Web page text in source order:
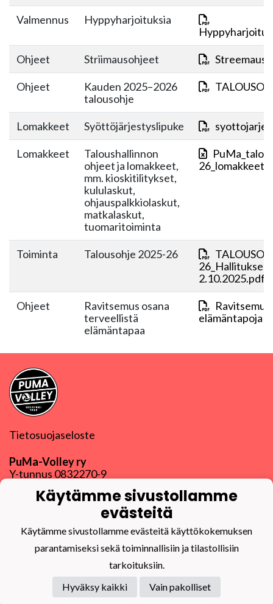
Valmennus
Hyppyharjoituksia
Ohjeet Striimausohjeet
Ohjeet
Kauden 2025–2026
talousohje
Lomakkeet Syöttöjärjestyslipuke
Lomakkeet
Taloushallinnon
ohjeet ja lomakkeet,
mm. kioskitilitykset,
kululaskut,
ohjauspalkkiolaskut,
matkalaskut,
tuomaritoiminta
Toiminta Talousohje 2025-26
26_Hallituksen
2.10.2025.pdf
Ohjeet
Ravitsemus osana
terveellistä
elämäntapaa
elämäntapoja
Tietosuojaseloste
PuMa-Volley ry
Y-tunnus 0832270-9
Linkki muihin yhteystietoihin
Powered by
Käytämme sivustollamme
evästeitä
Käytämme sivustollamme evästeitä käyttökokemuksen
parantamiseksi sekä toiminnallisiin ja tilastollisiin
tarkoituksiin.
Hyväksy kaikki
Vain pakolliset